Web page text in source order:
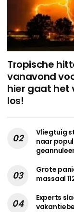
Tropische
vanavond
hier gaat het
los!
Vliegtuig
naar
Grote
massaal
Experts